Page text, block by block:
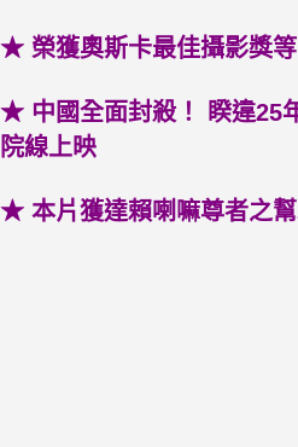
★ 榮獲奧斯卡最佳攝影獎
★ 中國全面封殺！ 睽違25
院線上映
★ 本片獲達賴喇嘛尊者之